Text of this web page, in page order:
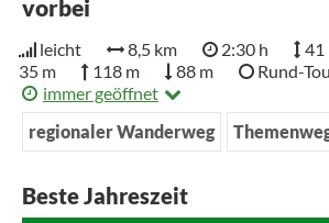
vorbei
leicht 8,5 km 2:30 h
41
35 m
118 m 88 m
Rund-
immer geöffnet
regionaler Wanderweg
Beste Jahreszeit